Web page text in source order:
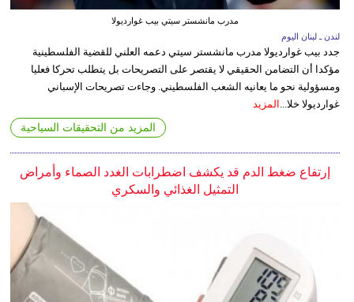
مدرب مانشستر سيتي بيب غوارديولا
لندن ـ لبنان اليوم
جدد بيب غوارديولا مدرب مانشستر سيتي دعمه العلني للقضية الفلسطينية
مؤكدا أن التضامن الحقيقي لا يقتصر على التصريحات بل يتطلب تحركا فعليا
ومسؤولية نحو ما يعانيه الشعب الفلسطيني. وجاءت تصريحات الإسباني
غوارديولا خلا...
المزيد
المزيد من التحقيقات السياحية
إرتفاع ضغط الدم قد يكشف اضطرابات الغدد الصماء وأمراض
التمثيل الغذائي والسكري